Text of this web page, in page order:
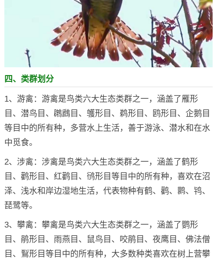
四、类群划分
1、游禽：游禽是鸟类六大生态类群之一，涵盖了雁形
目、潜鸟目、鸊鷉目、鹱形目、鹈形目、鸥形目、企鹅目
等目中的所有种，多营水上生活，善于游泳、潜水和在水
中觅食。
2、涉禽：涉禽是鸟类六大生态类群之一，涵盖了鹤形
目、鹳形目、红鹳目、鸻形目等目中的所有种，喜欢在沼
泽、浅水和岸边湿地生活，代表物种有鹤、鹳、鹮、鸨、
琵鹭等。
3、攀禽：攀禽是鸟类六大生态类群之一，涵盖了鹦形
目、鹃形目、雨燕目、鼠鸟目、咬鹃目、夜鹰目、佛法僧
目、鴷形目等目中的所有种，大多数种类喜欢在树上营攀